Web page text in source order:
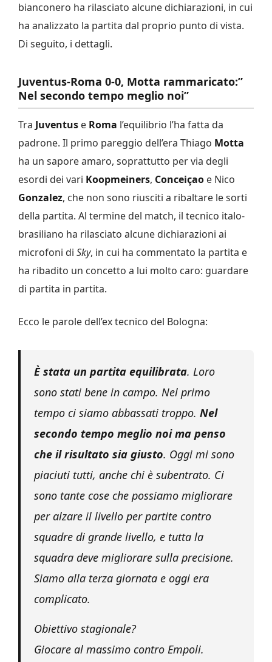
bianconero ha rilasciato alcune dichiarazioni, in cui
ha analizzato la partita dal proprio punto di vista.
Di seguito, i dettagli.
Juventus-Roma 0-0, Motta rammaricato:”
Nel secondo tempo meglio noi”
Tra Juventus e Roma l’equilibrio l’ha fatta da
padrone. Il primo pareggio dell’era Thiago Motta
ha un sapore amaro, soprattutto per via degli
esordi dei vari Koopmeiners, Conceiçao e Nico
Gonzalez, che non sono riusciti a ribaltare le sorti
della partita. Al termine del match, il tecnico italo-
brasiliano ha rilasciato alcune dichiarazioni ai
microfoni di Sky, in cui ha commentato la partita e
ha ribadito un concetto a lui molto caro: guardare
di partita in partita.
Ecco le parole dell’ex tecnico del Bologna:
È stata un partita equilibrata. Loro
sono stati bene in campo. Nel primo
tempo ci siamo abbassati troppo. Nel
secondo tempo meglio noi ma penso
che il risultato sia giusto. Oggi mi sono
piaciuti tutti, anche chi è subentrato. Ci
sono tante cose che possiamo migliorare
per alzare il livello per partite contro
squadre di grande livello, e tutta la
squadra deve migliorare sulla precisione.
Siamo alla terza giornata e oggi era
complicato.
Obiettivo stagionale?
Giocare al massimo contro Empoli.